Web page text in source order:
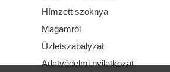
Hímzett szoknya
Magamról
Üzletszabályzat
Adatvédelmi nyilatkozat